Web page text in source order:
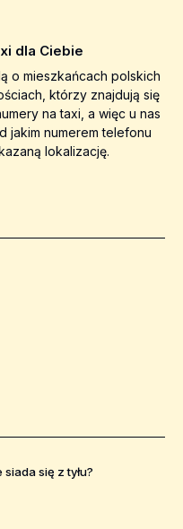
dla Ciebie
o mieszkańcach polskich
którzy znajdują się
na taxi, a więc u nas
jakim numerem telefonu
lokalizację.
się z tyłu?